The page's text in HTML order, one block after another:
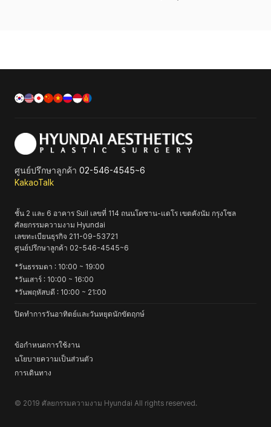
ศูนย์ปรึกษาลูกค้า 02-546-4545~6
KakaoTalk
ชั้น 2 และ 6 อาคาร Suil เลขที่ 114 ถนนโดซาน-แดโร เขตคังนัม กรุงโซล
ศัลยกรรมความงาม Hyundai
เลขทะเบียนธุรกิจ 211-09-53721
ศูนย์ปรึกษาลูกค้า 02-546-4545~6
*วันธรรมดา : 10:00 ~ 19:00
*วันเสาร์ : 10:00 ~ 16:00
*วันพฤหัสบดี : 10:00 ~ 21:00
ปิดทำการวันอาทิตย์และวันหยุดนักขัตฤกษ์
ข้อกำหนดการใช้งาน
นโยบายความเป็นส่วนตัว
การเดินทาง
© 2019 ศัลยกรรมความงาม Hyundai All rights reserved.